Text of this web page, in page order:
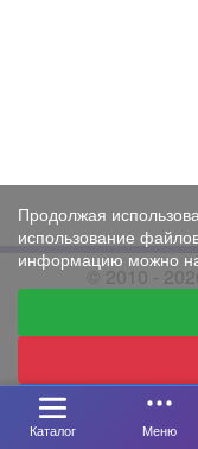
© 2010 -
Каталог Меню
Продолжая
использование
информацию можно